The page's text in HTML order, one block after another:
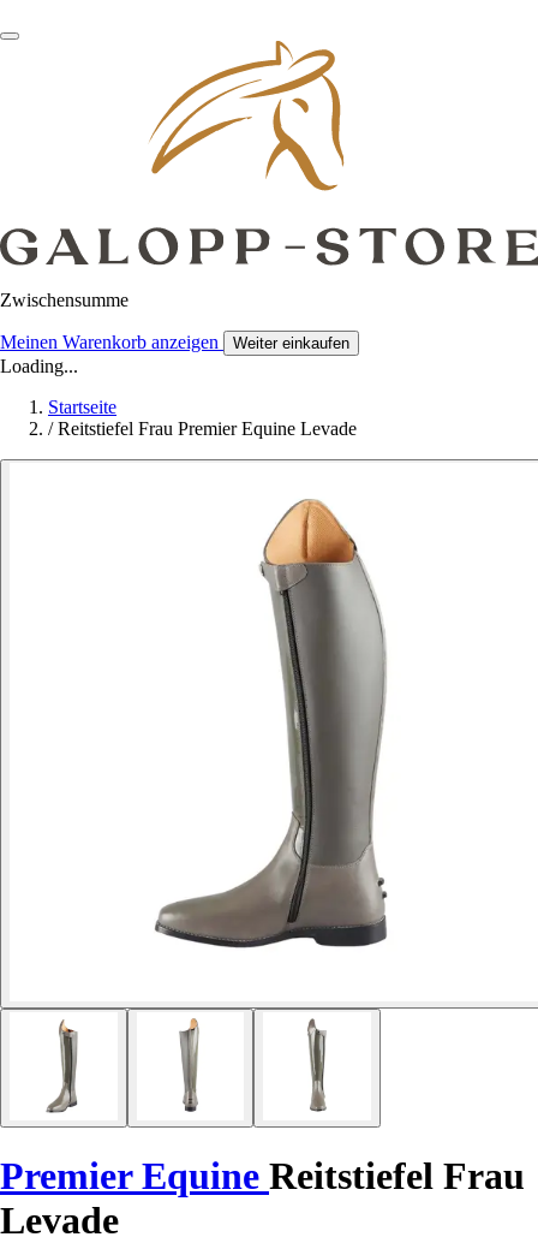
Zwischensumme
Meinen Warenkorb anzeigen Weiter einkaufen
Loading...
Startseite
/ Reitstiefel Frau Premier Equine Levade
Premier Equine Reitstiefel Frau
Levade